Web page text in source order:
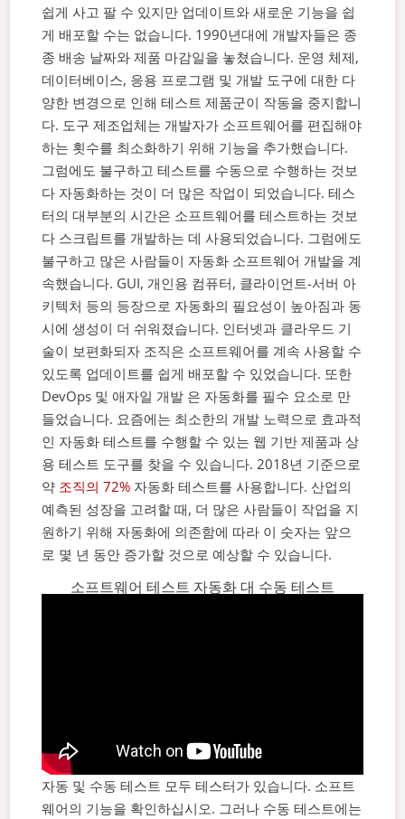
쉽게 사고 팔 수 있지만 업데이트와 새로운 기능을 쉽
게 배포할 수는 없습니다. 1990년대에 개발자들은 종
종 배송 날짜와 제품 마감일을 놓쳤습니다. 운영 체제,
데이터베이스, 응용 프로그램 및 개발 도구에 대한 다
양한 변경으로 인해 테스트 제품군이 작동을 중지합니
다. 도구 제조업체는 개발자가 소프트웨어를 편집해야
하는 횟수를 최소화하기 위해 기능을 추가했습니다.
그럼에도 불구하고 테스트를 수동으로 수행하는 것보
다 자동화하는 것이 더 많은 작업이 되었습니다. 테스
터의 대부분의 시간은 소프트웨어를 테스트하는 것보
다 스크립트를 개발하는 데 사용되었습니다. 그럼에도
불구하고 많은 사람들이 자동화 소프트웨어 개발을 계
속했습니다. GUI, 개인용 컴퓨터, 클라이언트-서버 아
키텍처 등의 등장으로 자동화의 필요성이 높아짐과 동
시에 생성이 더 쉬워졌습니다. 인터넷과 클라우드 기
술이 보편화되자 조직은 소프트웨어를 계속 사용할 수
있도록 업데이트를 쉽게 배포할 수 있었습니다. 또한
DevOps 및 애자일 개발 은 자동화를 필수 요소로 만
들었습니다. 요즘에는 최소한의 개발 노력으로 효과적
인 자동화 테스트를 수행할 수 있는 웹 기반 제품과 상
용 테스트 도구를 찾을 수 있습니다. 2018년 기준으로
약 조직의 72% 자동화 테스트를 사용합니다. 산업의
예측된 성장을 고려할 때, 더 많은 사람들이 작업을 지
원하기 위해 자동화에 의존함에 따라 이 숫자는 앞으
로 몇 년 동안 증가할 것으로 예상할 수 있습니다.
소프트웨어 테스트 자동화 대 수동 테스트
자동 및 수동 테스트 모두 테스터가 있습니다. 소프트
웨어의 기능을 확인하십시오. 그러나 수동 테스트에는